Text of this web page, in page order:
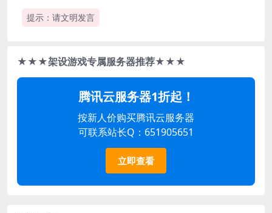
提示：请文明发言
★★★架设游戏专属服务器推荐★★★
腾讯云服务器1折起！
按新人价购买腾讯云服务器
可联系站长Q：651905651
立即查看